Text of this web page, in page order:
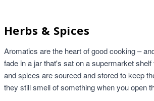
Herbs & Spices
Aromatics are the heart of good cooking –
fade in a jar that's sat on a supermarket
and spices are sourced and stored to keep
they still smell of something when you open